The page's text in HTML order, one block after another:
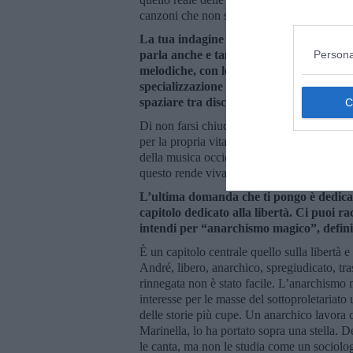
canzoni che non su autori. E “La verità”
La tua indagine sull’universo De
parla anche e tanto di musica, di
melodiche, con le scelte compositive.
specializzazione che gli si richiede e a
spaziare tra discipline che hanno corsi
Di non farsi chiudere dentro una rigida
per la propria vita, di essere aperto alle
della musica occidentale con occhi
questo rende viva la propria ricerca.
L’ultima domanda che ti pongo è
capitolo dedicato alla libertà. Ci puoi
intendi per “anarchismo magico”,
È un capitolo centrale quello sulla libertà
André, libero, anarchico, spregiudicato,
rinnegata non è stato facile.
interesse per le masse del
delle storie più cupe. Un anarchico
Marinella, lo ha portato sopra una stella.
le canta, ma non le studia come un